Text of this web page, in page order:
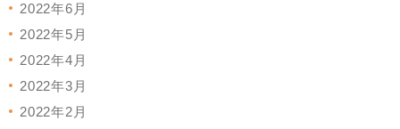
2022年6月
2022年5月
2022年4月
2022年3月
2022年2月